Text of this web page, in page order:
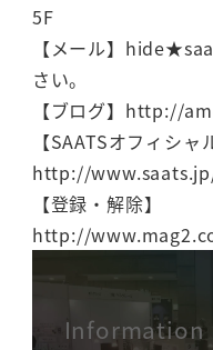
5F
【メール】
さい。
【ブログ】http://
【SAATSオフィシャ
http://
【登録・解除】
http://
Information